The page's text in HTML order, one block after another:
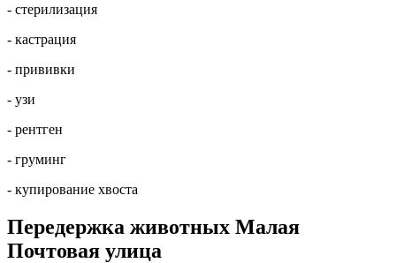
- стерилизация
- кастрация
- прививки
- узи
- рентген
- груминг
- купирование хвоста
Передержка животных Малая
Почтовая улица